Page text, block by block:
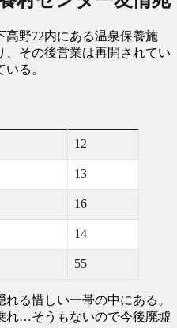
野72内にある温泉保養施
、その後営業は再開されてい
る。
12
13
16
14
55
る惜しい一帯の中にある。
れ…そうもないので今後廃墟